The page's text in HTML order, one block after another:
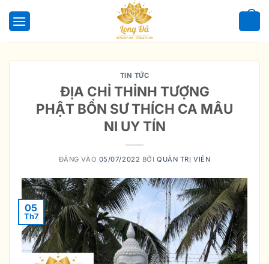
qua
TIN TỨC
ĐỊA CHỈ THỈNH TƯỢNG
PHẬT BỔN SƯ THÍCH CA MÂU
NI UY TÍN
ĐĂNG VÀO 05/07/2022 BỞIQUẢN TRỊ VIÊN
05
Th7